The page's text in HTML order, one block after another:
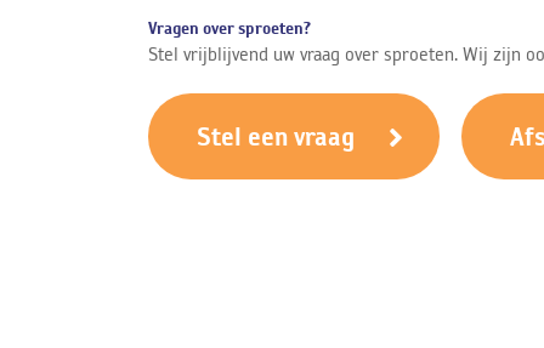
moedervlekken en kunnen niet kwaadaardig
zonlicht in aanraking komt door buiten spelen of
mogelijk wilt voorkomen is het van belang uw
Behandeling van sproeten
Vragen over sproeten?
Stel vrijblijvend uw vraag over sproeten. Wij zijn
Stel een vraag